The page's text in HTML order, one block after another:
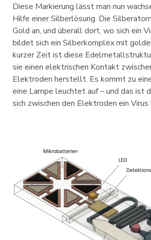
Diese Markierung lässt man nun
Hilfe einer Silberlösung. Die
Gold an, und überall dort, wo sich ein
bildet sich ein Silberkomplex mit
kurzer Zeit ist diese
sie einen elektrischen Kontakt
Elektroden herstellt. Es kommt zu
eine Lampe leuchtet auf – und das ist
sich zwischen den Elektroden ein Virus